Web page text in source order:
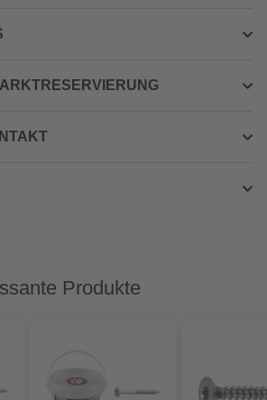
Produkte